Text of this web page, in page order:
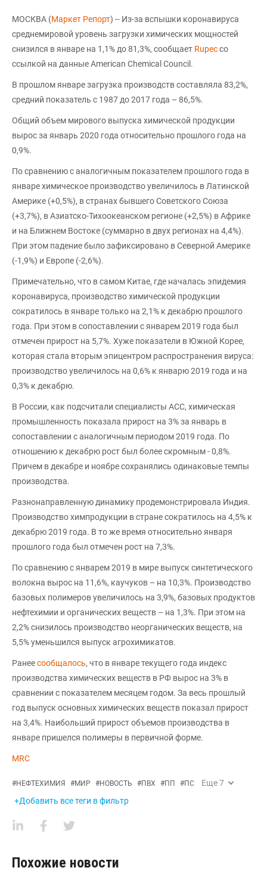
МОСКВА (Маркет Репорт) -- Из-за вспышки коронавируса
среднемировой уровень загрузки химических мощностей
снизился в январе на 1,1% до 81,3%, сообщает Rupecсо
ссылкой на данные American Chemical Council.
В прошлом январе загрузка производств составляла 83,2%,
средний показатель с 1987 до 2017 года – 86,5%.
Общий объем мирового выпуска химической продукции
вырос за январь 2020 года относительно прошлого года на
0,9%.
По сравнению с аналогичным показателем прошлого года в
январе химическое производство увеличилось в Латинской
Америке (+0,5%), в странах бывшего Советского Союза
(+3,7%), в Азиатско-Тихоокеанском регионе (+2,5%) в Африке
и на Ближнем Востоке (суммарно в двух регионах на 4,4%).
При этом падение было зафиксировано в Северной Америке
(-1,9%) и Европе (-2,6%).
Примечательно, что в самом Китае, где началась эпидемия
коронавируса, производство химической продукции
сократилось в январе только на 2,1% к декабрю прошлого
года. При этом в сопоставлении с январем 2019 года был
отмечен прирост на 5,7%. Хуже показатели в Южной Корее,
которая стала вторым эпицентром распространения вируса:
производство увеличилось на 0,6% к январю 2019 года и на
0,3% к декабрю.
В России, как подсчитали специалисты ACC, химическая
промышленность показала прирост на 3% за январь в
сопоставлении с аналогичным периодом 2019 года. По
отношению к декабрю рост был более скромным - 0,8%.
Причем в декабре и ноябре сохранялись одинаковые темпы
производства.
Разнонаправленную динамику продемонстрировала Индия.
Производство химпродукции в стране сократилось на 4,5% к
декабрю 2019 года. В то же время относительно января
прошлого года был отмечен рост на 7,3%.
По сравнению с январем 2019 в мире выпуск синтетического
волокна вырос на 11,6%, каучуков – на 10,3%. Производство
базовых полимеров увеличилось на 3,9%, базовых продуктов
нефтехимии и органических веществ – на 1,3%. При этом на
2,2% снизилось производство неорганических веществ, на
5,5% уменьшился выпуск агрохимикатов.
Ранеесообщалось, что в январе текущего года индекс
производства химических веществ в РФ вырос на 3% в
сравнении с показателем месяцем годом. За весь прошлый
год выпуск основных химических веществ показал прирост
на 3,4%. Наибольший прирост объемов производства в
январе пришелся полимеры в первичной форме.
MRC
#НЕФТЕХИМИЯ #МИР #НОВОСТЬ #ПВХ #ПП #ПС Еще7
+Добавить все теги в фильтр
Похожие новости